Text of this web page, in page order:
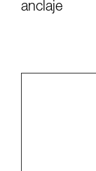
anclaje